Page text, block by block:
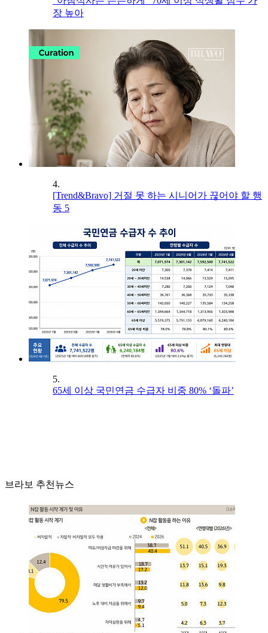
장 높아
4.
[Trend&Bravo] 거절 못 하는 시니어가 끊어야 할 행
동 5
5.
65세 이상 국민연금 수급자 비중 80% ‘돌파’
브라보 추천뉴스